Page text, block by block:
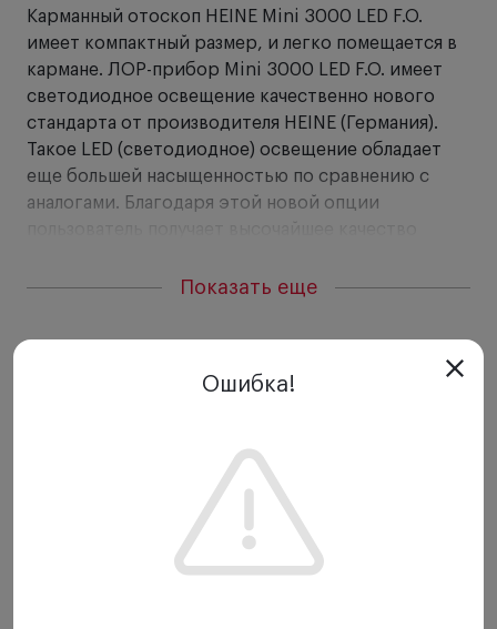
Карманный отоскоп HEINE Mini 3000 LED F.O.
имеет компактный размер, и легко помещается в
кармане. ЛОР-прибор Mini 3000 LED F.O. имеет
светодиодное освещение качественно нового
стандарта от производителя HEINE (Германия).
Такое LED (светодиодное) освещение обладает
еще большей насыщенностью по сравнению с
аналогами. Благодаря этой новой опции
Передаваемый свет у данного диагностического
естественному дневному освещению.
соответствующий требованиям современной
в двух цветовых решениях
черном и голубом.
Матовая черная внутренняя поверхность. Для
Показать еще
Ошибка!